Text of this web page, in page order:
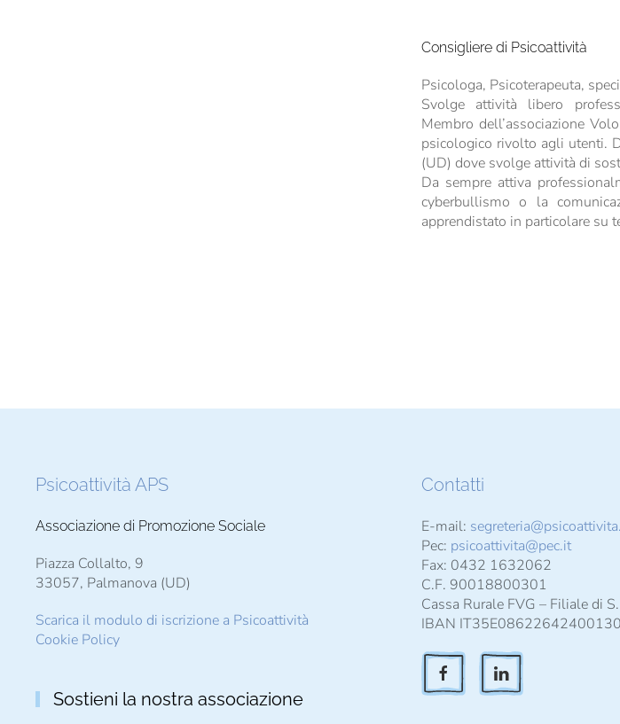
Consigliere di Psicoattività
Psicologa, Psicoterapeuta,
Svolge attività libero
Membro dell’associazione
psicologico rivolto agli utenti.
(UD) dove svolge attività di
Da sempre attiva
cyberbullismo o la
apprendistato in particolare su
Psicoattività APS
Associazione di Promozione Sociale
Piazza Collalto, 9
33057, Palmanova (UD)
Scarica il modulo di iscrizione a Psicoattività
Cookie Policy
Sostieni la nostra associazione
Contatti
E-mail:
Pec: psicoattivita@pec.it
Fax: 0432 1632062
C.F. 90018800301
Cassa Rurale FVG – Filiale di
IBAN